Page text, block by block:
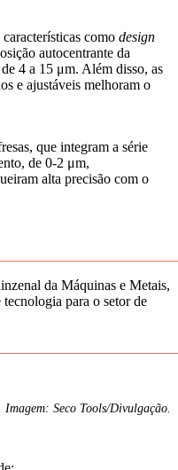
como design
autocentrante da
4 a 15 μm. Além disso, as
e ajustáveis melhoram o
que integram a série
de 0-2 μm,
alta precisão com o
da Máquinas e Metais,
para o setor de
Imagem: Seco Tools/Divulgação.